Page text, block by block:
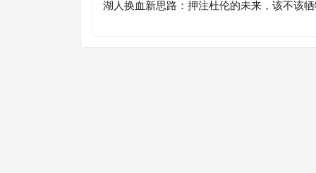
湖人换血新思路：押注杜伦的未来，该不该牺